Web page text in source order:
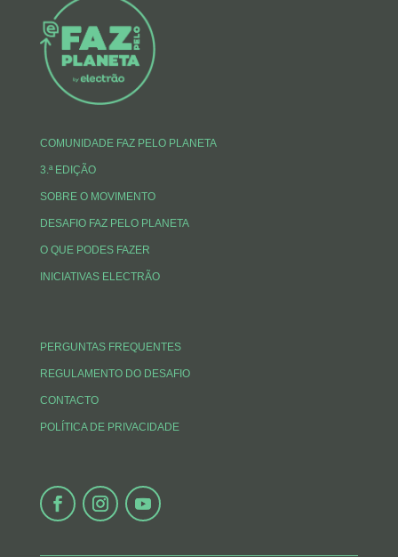
COMUNIDADE FAZ PELO PLANETA
3.ª EDIÇÃO
SOBRE O MOVIMENTO
DESAFIO FAZ PELO PLANETA
O QUE PODES FAZER
INICIATIVAS ELECTRÃO
PERGUNTAS FREQUENTES
REGULAMENTO DO DESAFIO
CONTACTO
POLÍTICA DE PRIVACIDADE